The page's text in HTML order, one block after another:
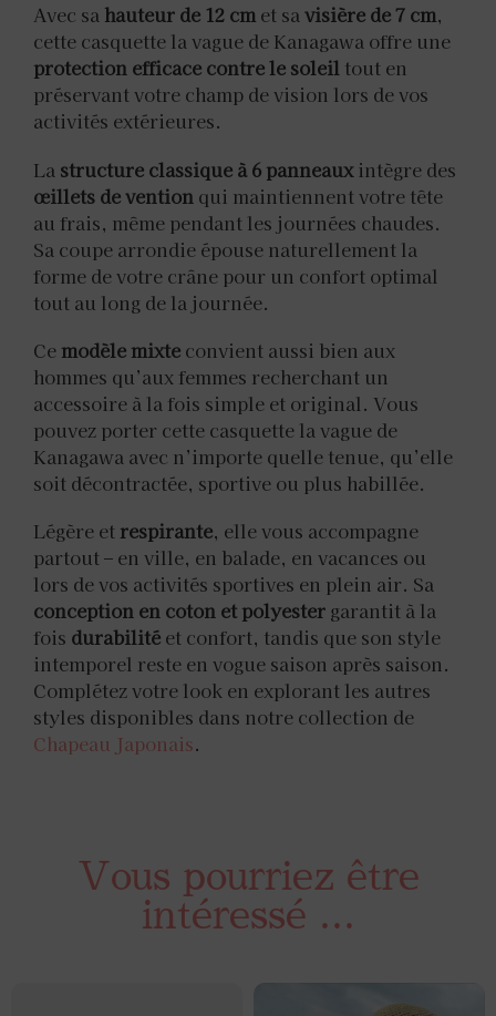
Avec sa hauteur de 12 cm et savisière de 7 cm,
cette casquette la vague de Kanagawa offre une
protection efficace contre le soleil tout en
préservant votre champ de vision lors de vos
activités extérieures.
La structure classique à 6 panneauxintègre des
œillets de vention qui maintiennent votre tête
au frais, même pendant les journées chaudes.
Sa coupe arrondie épouse naturellement la
forme de votre crâne pour un confort optimal
tout au long de la journée.
Ce modèle mixte convient aussi bien aux
hommes qu’aux femmes recherchant un
accessoire à la fois simple et original. Vous
pouvez porter cette casquette la vague de
Kanagawa avec n’importe quelle tenue, qu’elle
soit décontractée, sportive ou plus habillée.
Légère et respirante, elle vous accompagne
partout – en ville, en balade, en vacances ou
lors de vos activités sportives en plein air. Sa
conception en coton et polyester garantit à la
fois durabilité et confort, tandis que son style
intemporel reste en vogue saison après saison.
Complétez votre look en explorant les autres
styles disponibles dans notre collection de
Chapeau Japonais.
Vous pourriez être
intéressé ...